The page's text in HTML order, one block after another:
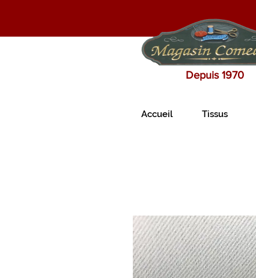
Depuis 1970
Accueil Tissus